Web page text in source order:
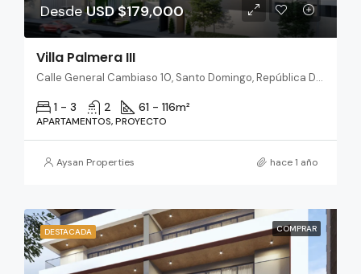
DesdeUSD $179,000
Villa Palmera III
Calle General Cambiaso 10, Santo Domingo, República Dominicana
1 - 3 2 61 - 116m²
APARTAMENTOS, PROYECTO
Aysan Properties hace 1 año
DESTACADA COMPRAR